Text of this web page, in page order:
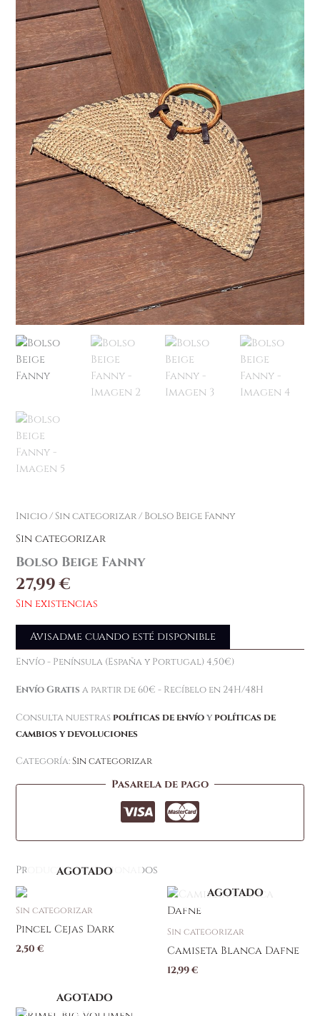
Inicio/Sin categorizar/ Bolso Beige Fanny
Sin categorizar
Bolso Beige Fanny
27,99€
Sin existencias
Avisadme cuando esté disponible
Envío - Península (España y Portugal) 4,50€)
Envío Gratis a partir de 60€ - Recíbelo en 24H/48H
Consulta nuestras políticas de envíoy políticas de
cambios y devoluciones
Categoría:Sin categorizar
Pasarela de pago
Productos relacionados
AGOTADO
Sin categorizar
Pincel Cejas Dark
2,50€
AGOTADO
Sin categorizar
Camiseta Blanca Dafne
12,99€
AGOTADO